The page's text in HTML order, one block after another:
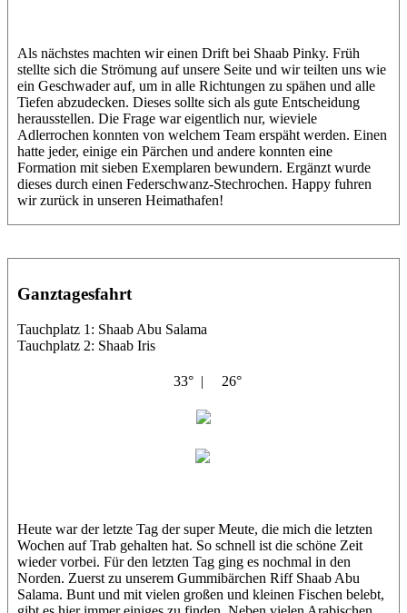
Als nächstes machten wir einen Drift bei Shaab Pinky. Früh
stellte sich die Strömung auf unsere Seite und wir teilten uns wie
ein Geschwader auf, um in alle Richtungen zu spähen und alle
Tiefen abzudecken. Dieses sollte sich als gute Entscheidung
herausstellen. Die Frage war eigentlich nur, wieviele
Adlerrochen konnten von welchem Team erspäht werden. Einen
hatte jeder, einige ein Pärchen und andere konnten eine
Formation mit sieben Exemplaren bewundern. Ergänzt wurde
dieses durch einen Federschwanz-Stechrochen. Happy fuhren
wir zurück in unseren Heimathafen!
Ganztagesfahrt
Tauchplatz 1: Shaab Abu Salama
Tauchplatz 2: Shaab Iris
33° | 26°
Heute war der letzte Tag der super Meute, die mich die letzten
Wochen auf Trab gehalten hat. So schnell ist die schöne Zeit
wieder vorbei. Für den letzten Tag ging es nochmal in den
Norden. Zuerst zu unserem Gummibärchen Riff Shaab Abu
Salama. Bunt und mit vielen großen und kleinen Fischen belebt,